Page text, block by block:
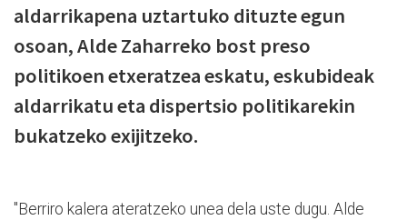
aldarrikapena uztartuko dituzte egun
osoan, Alde Zaharreko bost preso
politikoen etxeratzea eskatu, eskubideak
aldarrikatu eta dispertsio politikarekin
bukatzeko exijitzeko.
"Berriro kalera ateratzeko unea dela uste dugu. Alde